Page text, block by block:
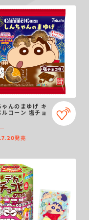
ゃんのまゆげ キ
ルコーン 塩チョ
発売